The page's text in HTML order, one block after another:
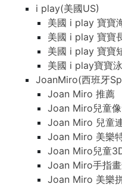
i play(美國US)
美國 i play 寶寶
美國 i play 寶寶
美國 i play 寶寶
美國 i play寶寶
JoanMiro(西班牙
Joan Miro 推薦
Joan Miro兒童
Joan Miro 兒童
Joan Miro 美樂
Joan Miro兒童
Joan Miro手指
Joan Miro 美樂